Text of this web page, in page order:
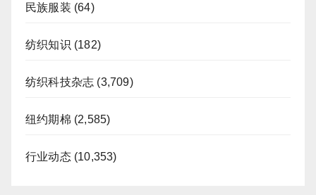
民族服装 (64)
纺织知识 (182)
纺织科技杂志 (3,709)
纽约期棉 (2,585)
行业动态(10,353)